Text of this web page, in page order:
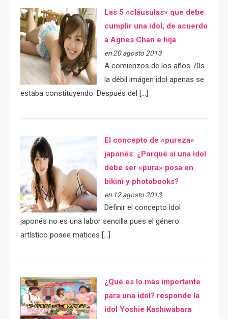
Las 5 «cláusulas» que debe
cumplir una idol, de acuerdo
a Agnes Chan e hija
en 20 agosto 2013
A comienzos de los años 70s
la débil imágen idol apenas se
estaba constituyendo. Después del […]
El concepto de «pureza»
japonés: ¿Porqué si una idol
debe ser «pura» posa en
bikini y photobooks?
en 12 agosto 2013
Definir el concepto idol
japonés no es una labor sencilla pues el género
artístico posee matices […]
¿Qué es lo más importante
para una idol? responde la
idol Yoshie Kashiwabara